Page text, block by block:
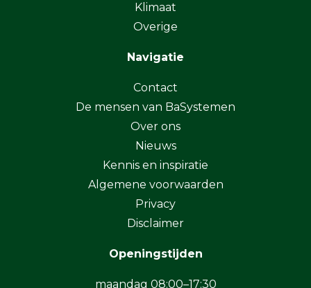
Klimaat
Overige
Navigatie
Contact
De mensen van BaSystemen
Over ons
Nieuws
Kennis en inspiratie
Algemene voorwaarden
Privacy
Disclaimer
Openingstijden
maandag 08:00–17:30